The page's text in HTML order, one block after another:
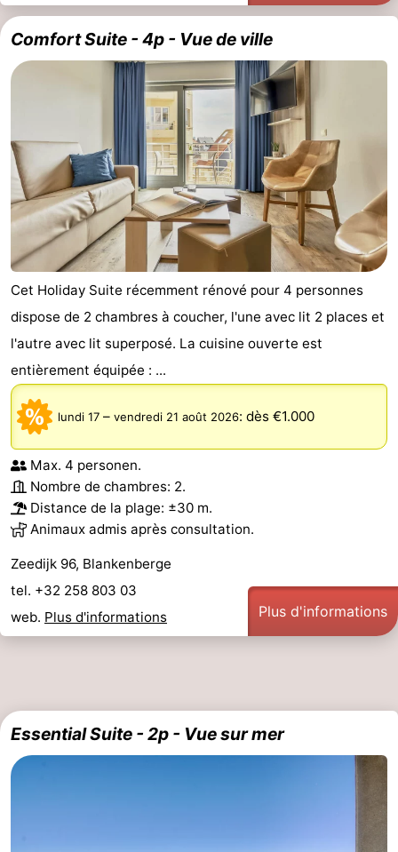
Comfort Suite - 4p - Vue de ville
Cet Holiday Suite récemment rénové pour 4 personnes
dispose de 2 chambres à coucher, l'une avec lit 2 places et
l'autre avec lit superposé. La cuisine ouverte est
entièrement équipée : ...
lundi 17 – vendredi 21 août 2026: dès €1.000
Max. 4 personen.
Nombre de chambres: 2.
Distance de la plage: ±30 m.
Animaux admis après consultation.
Zeedijk 96, Blankenberge
tel. +32 258 803 03
web. Plus d'informations Plus d'informations
Essential Suite - 2p - Vue sur mer